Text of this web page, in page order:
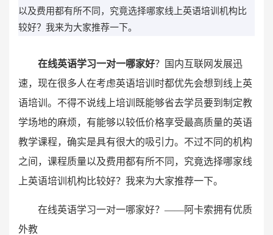
以及费用都有所不同，究竟选择哪家线上英语培训机构比
较好？我来为大家推荐一下。
在线英语学习一对一哪家好？国内互联网发展迅
速，现在很多人在考虑英语培训时都优先会想到线上英
语培训。不得不说线上培训既能够省去学员要到制定教
学场地的麻烦，有能够以较低价格享受最高质量的英语
教学课程，确实是具有很大的吸引力。不过不同的机构
之间，课程质量以及费用都有所不同，究竟选择哪家线
上英语培训机构比较好？我来为大家推荐一下。
在线英语学习一对一哪家好？——阿卡索拥有优质
外教